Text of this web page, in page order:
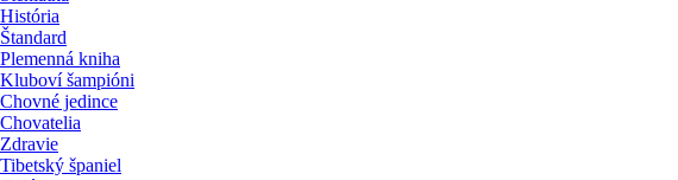
História
Štandard
Plemenná kniha
Kluboví šampióni
Chovné jedince
Chovatelia
Zdravie
Tibetský španiel